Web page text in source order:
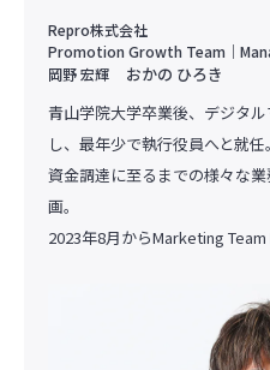
Repro株式会社
Promotion Growth Team｜
岡野 宏輝
おかの ひろき
青山学院大学卒業後、デジタ
し、最年少で執行役員へと就
資金調達に至るまでの様々な
画。
2023年8月からMarketing Team